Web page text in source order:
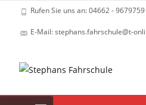
Rufen Sie uns an: 04662 - 9679759
E-Mail: stephans.fahrschule@t-